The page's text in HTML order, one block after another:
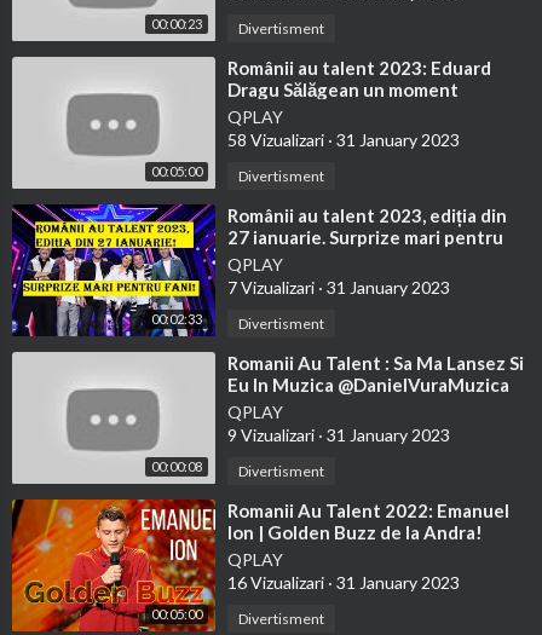
00:00:23 Divertisment
00:05:00
⁣Românii au talent 2023: Eduard
Dragu Sălăgean un moment
emoţionant! Interpretare
magistrală la pian!
QPLAY
58 Vizualizari · 31 January 2023
Divertisment
00:02:33
⁣Românii au talent 2023, ediția din
27 ianuarie. Surprize mari pentru
fani
QPLAY
7 Vizualizari · 31 January 2023
Divertisment
00:00:08
⁣Romanii Au Talent : Sa Ma Lansez Si
Eu In Muzica @DanielVuraMuzica
QPLAY
9 Vizualizari · 31 January 2023
Divertisment
00:05:00
⁣Romanii Au Talent 2022: Emanuel
Ion | Golden Buzz de la Andra!
Interpretarea magistrala la orga!
QPLAY
16 Vizualizari · 31 January 2023
Divertisment